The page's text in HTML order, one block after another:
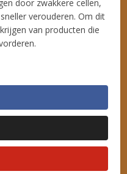
door zwakkere cellen,
verouderen. Om dit
van producten die